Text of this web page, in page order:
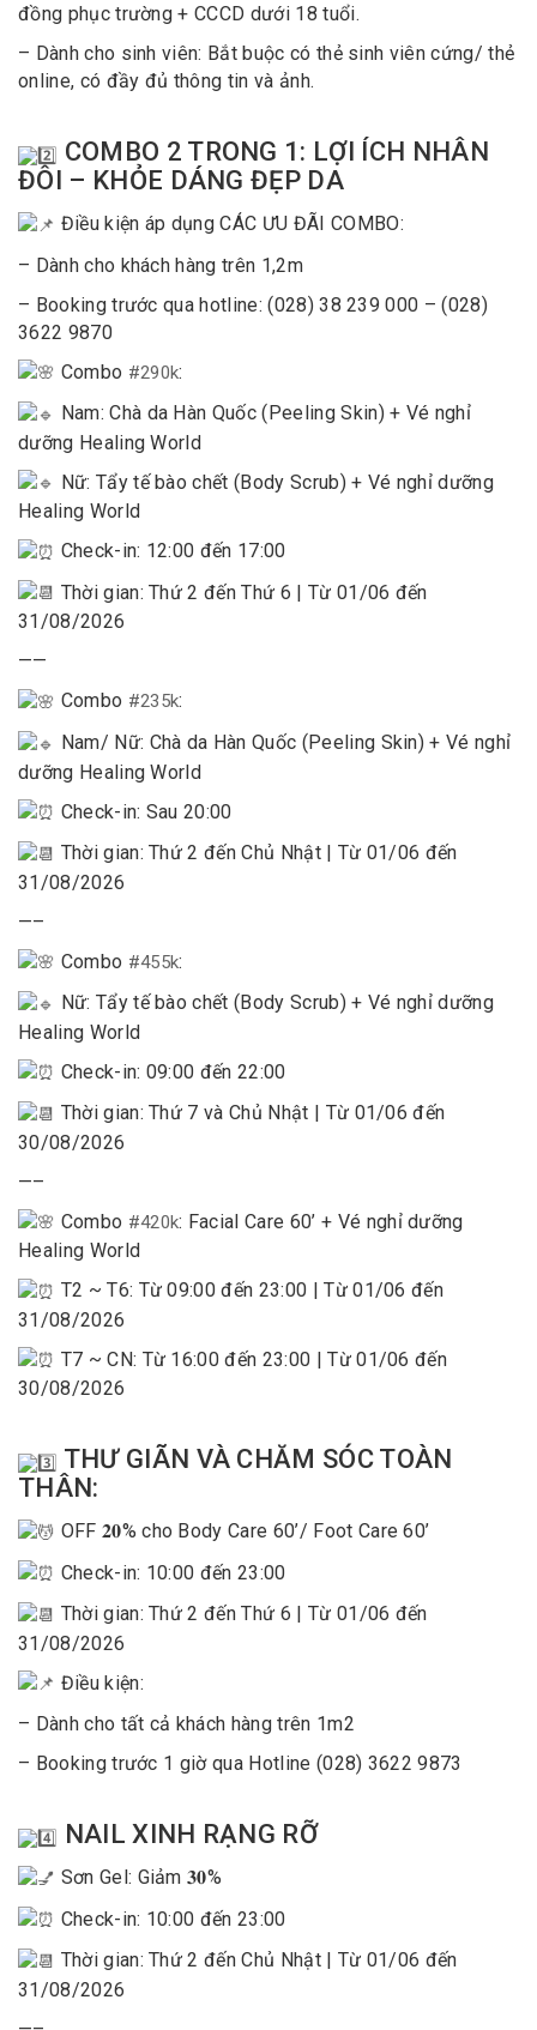
đồng phục trường + CCCD dưới 18 tuổi.
– Dành cho sinh viên: Bắt buộc có thẻ sinh viên cứng/ thẻ
online, có đầy đủ thông tin và ảnh.
COMBO 2 TRONG 1: LỢI ÍCH NHÂN
ĐÔI – KHỎE DÁNG ĐẸP DA
Điều kiện áp dụng CÁC ƯU ĐÃI COMBO:
– Dành cho khách hàng trên 1,2m
– Booking trước qua hotline: (028) 38 239 000 – (028)
3622 9870
Combo #290k:
Nam: Chà da Hàn Quốc (Peeling Skin) + Vé nghỉ
dưỡng Healing World
Nữ: Tẩy tế bào chết (Body Scrub) + Vé nghỉ dưỡng
Healing World
Check-in: 12:00 đến 17:00
Thời gian: Thứ 2 đến Thứ 6 | Từ 01/06 đến
31/08/2026
——
Combo #235k:
Nam/ Nữ: Chà da Hàn Quốc (Peeling Skin) + Vé nghỉ
dưỡng Healing World
Check-in: Sau 20:00
Thời gian: Thứ 2 đến Chủ Nhật | Từ 01/06 đến
31/08/2026
—–
Combo #455k:
Nữ: Tẩy tế bào chết (Body Scrub) + Vé nghỉ dưỡng
Healing World
Check-in: 09:00 đến 22:00
Thời gian: Thứ 7 và Chủ Nhật | Từ 01/06 đến
30/08/2026
—–
Combo #420k: Facial Care 60’ + Vé nghỉ dưỡng
Healing World
T2 ~ T6: Từ 09:00 đến 23:00 | Từ 01/06 đến
31/08/2026
T7 ~ CN: Từ 16:00 đến 23:00 | Từ 01/06 đến
30/08/2026
THƯ GIÃN VÀ CHĂM SÓC TOÀN
THÂN:
OFF 𝟐𝟎% cho Body Care 60’/ Foot Care 60’
Check-in: 10:00 đến 23:00
Thời gian: Thứ 2 đến Thứ 6 | Từ 01/06 đến
31/08/2026
Điều kiện:
– Dành cho tất cả khách hàng trên 1m2
– Booking trước 1 giờ qua Hotline (028) 3622 9873
NAIL XINH RẠNG RỠ
Sơn Gel: Giảm 𝟑𝟎%
Check-in: 10:00 đến 23:00
Thời gian: Thứ 2 đến Chủ Nhật | Từ 01/06 đến
31/08/2026